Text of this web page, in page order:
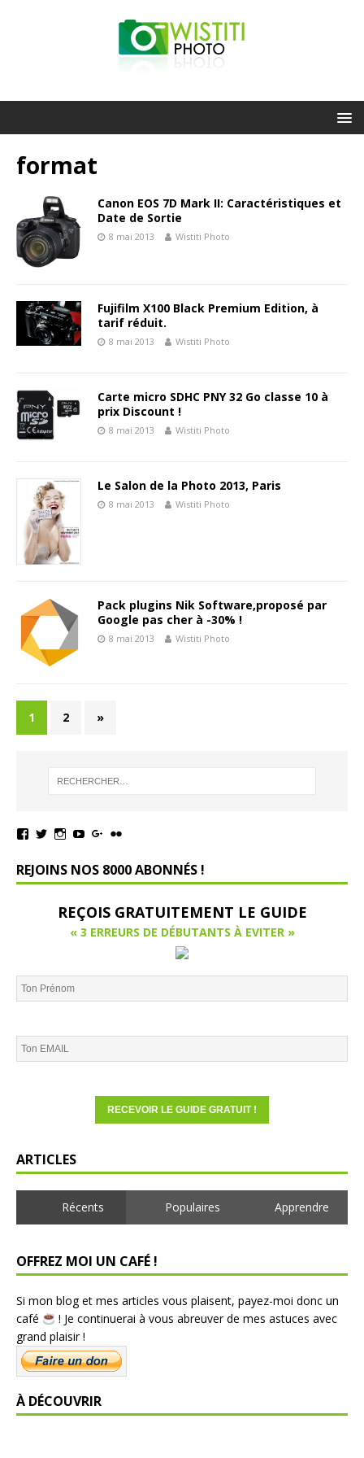
format
Canon EOS 7D Mark II: Caractéristiques et
Date de Sortie
8 mai 2013 Wistiti Photo
Fujifilm X100 Black Premium Edition, à
tarif réduit.
8 mai 2013 Wistiti Photo
Carte micro SDHC PNY 32 Go classe 10 à
prix Discount !
8 mai 2013 Wistiti Photo
Le Salon de la Photo 2013, Paris
8 mai 2013 Wistiti Photo
Pack plugins Nik Software,proposé par
Google pas cher à -30% !
8 mai 2013 Wistiti Photo
1 2 »
REJOINS NOS 8000 ABONNÉS !
REÇOIS GRATUITEMENT LE GUIDE
« 3 ERREURS DE DÉBUTANTS À EVITER »
ARTICLES
Récents Populaires Apprendre
OFFREZ MOI UN CAFÉ !
Si mon blog et mes articles vous plaisent, payez-moi donc un
café
! Je continuerai à vous abreuver de mes astuces avec
grand plaisir !
À DÉCOUVRIR